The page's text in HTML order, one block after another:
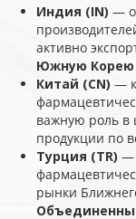
Индия (IN) —
активно
Южную Корею
Китай (CN) —
важную роль в
продукции по
Турция (TR) —
рынки